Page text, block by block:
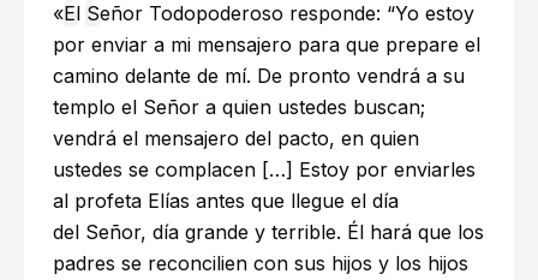
«El Señor Todopoderoso responde: “Yo estoy
por enviar a mi mensajero para que prepare el
camino delante de mí. De pronto vendrá a su
templo el Señor a quien ustedes buscan;
vendrá el mensajero del pacto, en quien
ustedes se complacen […] Estoy por enviarles
al profeta Elías antes que llegue el día
del Señor, día grande y terrible. Él hará que los
padres se reconcilien con sus hijos y los hijos